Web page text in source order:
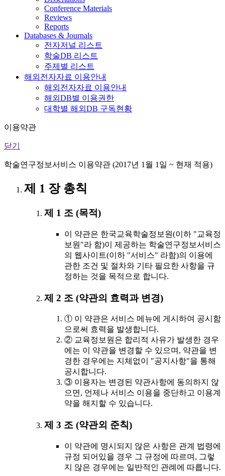
Conference Materials
Reviews
Reports
Databases & Journals
전자저널 리스트
학술DB 리스트
주제별 리스트
해외전자자료 이용안내
해외전자자료 이용안내
해외DB별 이용권한
대학별 해외DB 구독현황
이용약관
닫기
학술연구정보서비스 이용약관 (2017년 1월 1일 ~ 현재 적용)
제 1 장 총칙
제 1 조 (목적)
이 약관은 한국교육학술정보원(이하 "교육정
보원"라 함)이 제공하는 학술연구정보서비스
의 웹사이트(이하 "서비스" 라함)의 이용에
관한 조건 및 절차와 기타 필요한 사항을 규
정하는 것을 목적으로 합니다.
제 2 조 (약관의 효력과 변경)
① 이 약관은 서비스 메뉴에 게시하여 공시함
으로써 효력을 발생합니다.
② 교육정보원은 합리적 사유가 발생한 경우
에는 이 약관을 변경할 수 있으며, 약관을 변
경한 경우에는 지체없이 "공지사항"을 통해
공시합니다.
③ 이용자는 변경된 약관사항에 동의하지 않
으면, 언제나 서비스 이용을 중단하고 이용계
약을 해지할 수 있습니다.
제 3 조 (약관외 준칙)
이 약관에 명시되지 않은 사항은 관계 법령에
규정 되어있을 경우 그 규정에 따르며, 그렇
지 않은 경우에는 일반적인 관례에 따릅니다.